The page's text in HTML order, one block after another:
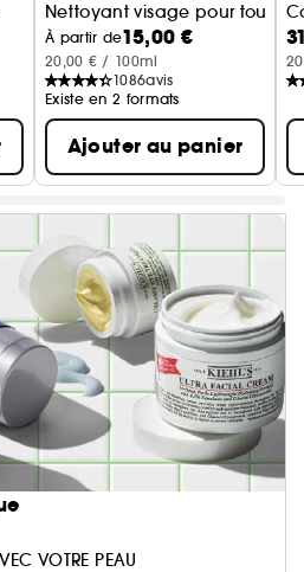
Nettoyant visage pour tous
À partir de15,00 €
20,00 € / 100ml
1086avis
Existe en 2 formats
Ajouter au panier
VOTRE PEAU